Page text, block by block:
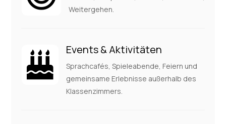
Weitergehen.
 Events & Aktivitäten
Sprachcafés, Spieleabende, Feiern und
gemeinsame Erlebnisse außerhalb des
Klassenzimmers.